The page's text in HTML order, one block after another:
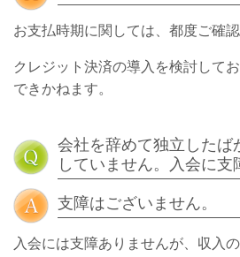
お支払時期に関しては、都度ご確認
クレジット決済の導入を検討して
できかねます。
会社を辞めて独立したば
していません。入会に支
支障はございません。
入会には支障ありませんが、収入